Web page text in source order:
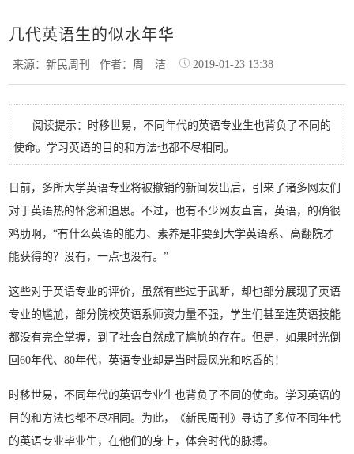
几代英语生的似水年华
来源：新民周刊作者：周 洁 2019-01-23 13:38
阅读提示：时移世易，不同年代的英语专业生也背负了不同的
使命。学习英语的目的和方法也都不尽相同。
日前，多所大学英语专业将被撤销的新闻发出后，引来了诸多网友们
对于英语热的怀念和追思。不过，也有不少网友直言，英语，的确很
鸡肋啊，“有什么英语的能力、素养是非要到大学英语系、高翻院才
能获得的？没有，一点也没有。”
这些对于英语专业的评价，虽然有些过于武断，却也部分展现了英语
专业的尴尬，部分院校英语系师资力量不强，学生们甚至连英语技能
都没有完全掌握，到了社会自然成了尴尬的存在。但是，如果时光倒
回60年代、80年代，英语专业却是当时最风光和吃香的！
时移世易，不同年代的英语专业生也背负了不同的使命。学习英语的
目的和方法也都不尽相同。为此，《新民周刊》寻访了多位不同年代
的英语专业毕业生，在他们的身上，体会时代的脉搏。